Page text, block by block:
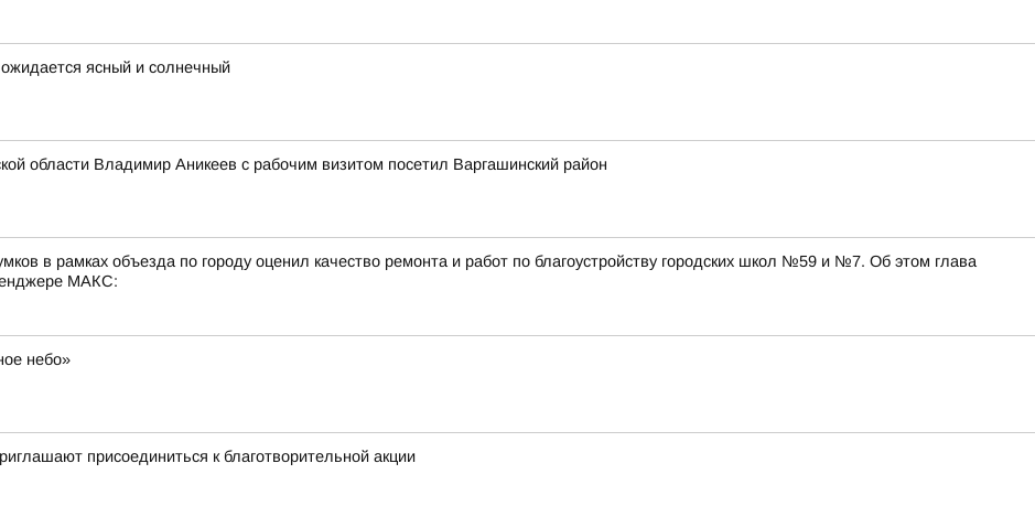
ясный и солнечный
области Владимир Аникеев с рабочим визитом посетил Варгашинский район
в рамках объезда по городу оценил качество ремонта и работ по благоустройству городских школ №59 и №7. Об этом глава
МАКС:
небо»
присоединиться к благотворительной акции